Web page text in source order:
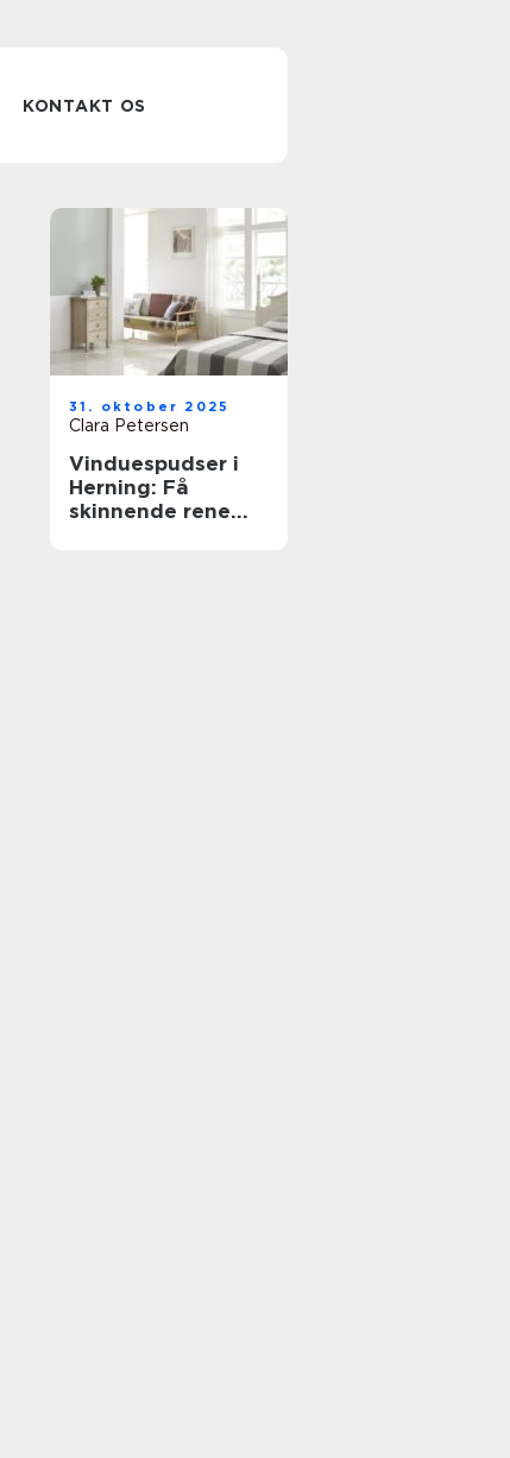
KONTAKT OS
31. oktober 2025
Clara Petersen
Vinduespudser i
Herning: Få
skinnende rene